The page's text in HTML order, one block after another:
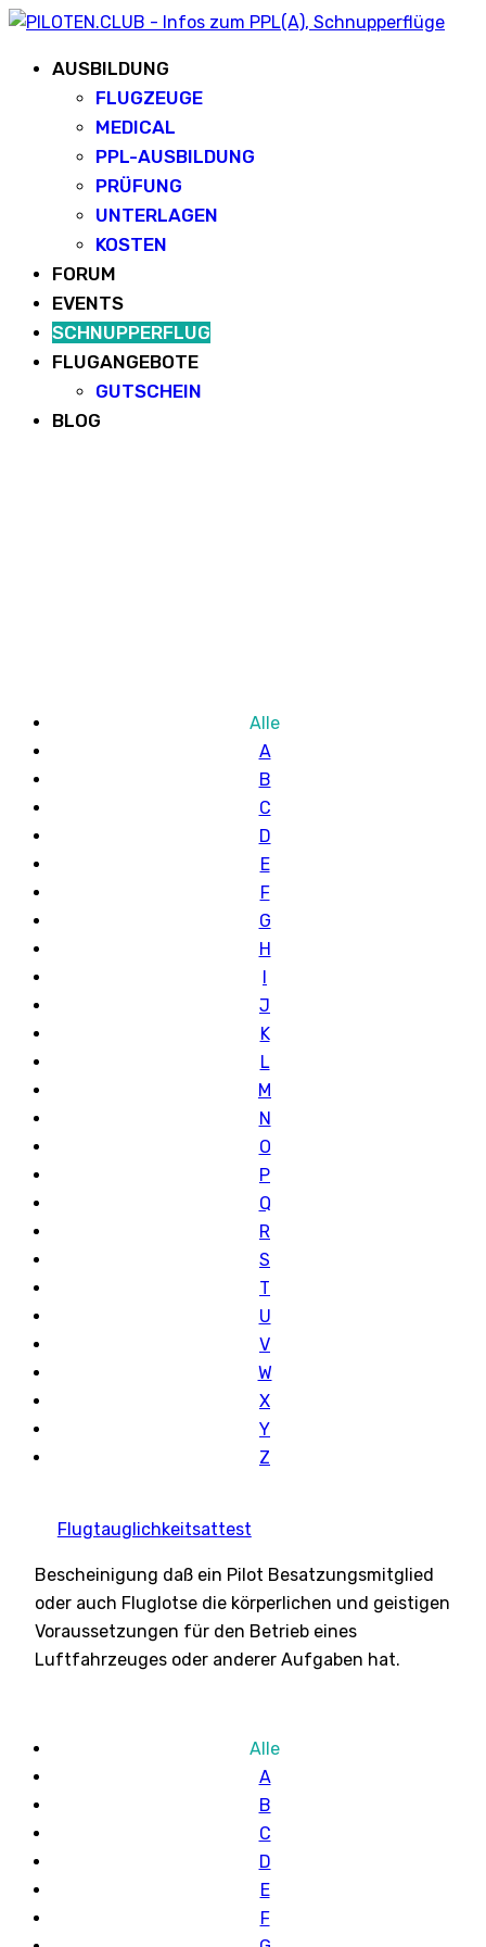
AUSBILDUNG
FLUGZEUGE
MEDICAL
PPL-AUSBILDUNG
PRÜFUNG
UNTERLAGEN
KOSTEN
FORUM
EVENTS
SCHNUPPERFLUG
FLUGANGEBOTE
GUTSCHEIN
BLOG
Alle
A
B
C
D
E
F
G
H
I
J
K
L
M
N
O
P
Q
R
S
T
U
V
W
X
Y
Z
Flugtauglichkeitsattest
Bescheinigung daß ein Pilot Besatzungsmitglied
oder auch Fluglotse die körperlichen und geistigen
Voraussetzungen für den Betrieb eines
Luftfahrzeuges oder anderer Aufgaben hat.
Alle
A
B
C
D
E
F